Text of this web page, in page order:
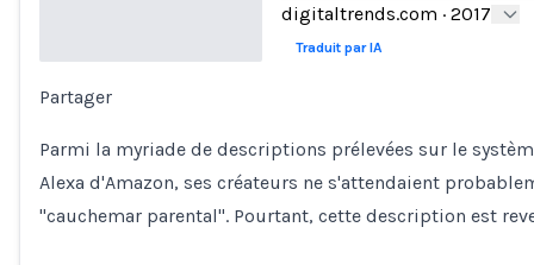
Loading...
digitaltrends.com · 2017
Traduit par IA
Partager
Parmi la myriade de descriptions prélevées sur le
Alexa d'Amazon, ses créateurs ne s'attendaient
"cauchemar parental". Pourtant, cette description est